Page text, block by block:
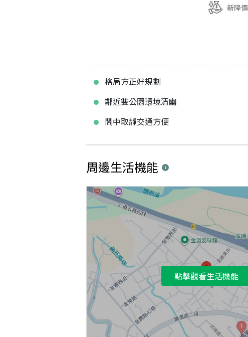
新降價
格局方正好規劃
鄰近雙公園環境清幽
鬧中取靜交通方便
周邊生活機能
點擊觀看生活機能